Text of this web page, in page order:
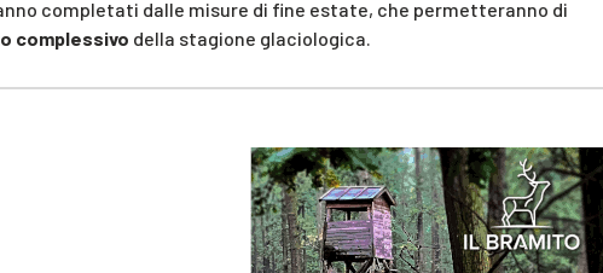
completati dalle misure di fine estate, che permetteranno di
complessivo della stagione glaciologica.